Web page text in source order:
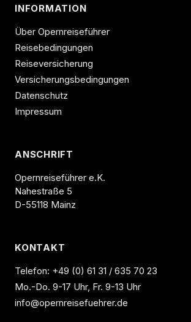
INFORMATION
Über Opernreiseführer
Reisebedingungen
Reiseversicherung
Versicherungsbedingungen
Datenschutz
Impressum
ANSCHRIFT
Opernreiseführer e.K.
Nahestraße 5
D-55118 Mainz
KONTAKT
Telefon: +49 (0) 61 31 / 635 70 23
Mo.-Do. 9-17 Uhr, Fr. 9-13 Uhr
info@opernreisefuehrer.de